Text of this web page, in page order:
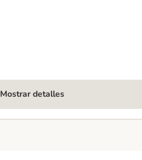
Mostrar detalles